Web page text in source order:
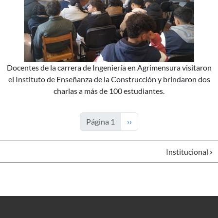
Docentes de la carrera de Ingeniería en Agrimensura visitaron
el Instituto de Enseñanza de la Construcción y brindaron dos
charlas a más de 100 estudiantes.
Página 1 Siguiente página
››
Institucional ›